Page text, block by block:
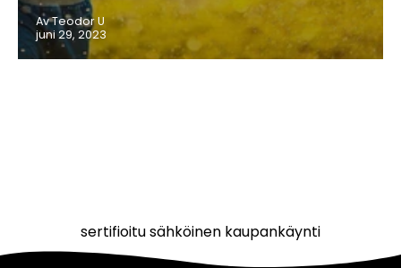
Av Teodor U
juni 29, 2023
sertifioitu sähköinen kaupankäynti